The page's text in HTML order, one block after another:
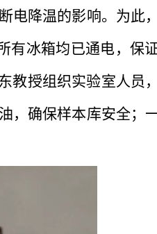
电降温的影响。为此
有冰箱均已通电，保
教授组织实验室人员
，确保样本库安全；